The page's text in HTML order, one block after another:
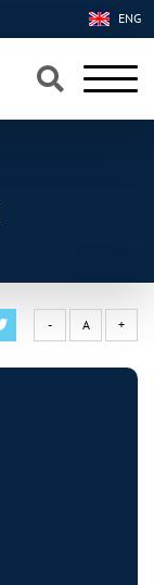
×
×
ENG
- A +